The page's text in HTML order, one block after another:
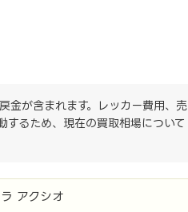
金が含まれます。レッカー費用、売
するため、現在の買取相場について
アクシオ